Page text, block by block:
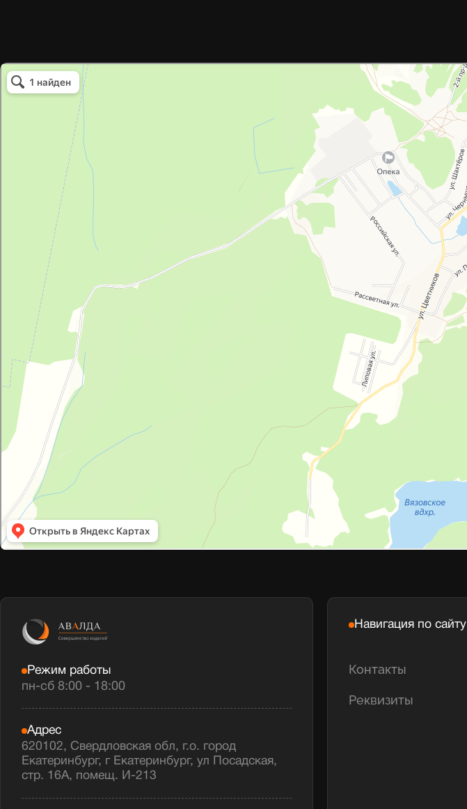
Авалда
Металлургическое предприятие в Дегтярске
Крепёжные изделия в Дегтярске
Режим работы
пн-сб 8:00 - 18:00
Адрес
620102, Свердловская обл, г.о. город
Екатеринбург, г Екатеринбург, ул Посадская,
стр. 16А, помещ. И-213
Навигация по сайту
Контакты
Реквизиты